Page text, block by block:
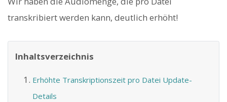
transkribiert werden kann, deutlich erhöht!
Inhaltsverzeichnis
Erhöhte Transkriptionszeit pro Datei Update-
Details